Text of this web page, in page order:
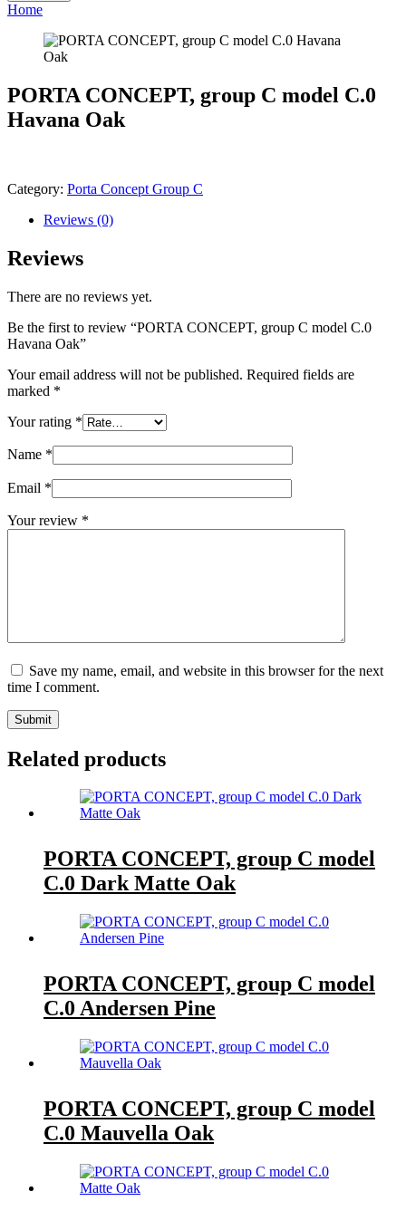
Home
PORTA CONCEPT, group C model C.0
Havana Oak
Category: Porta Concept Group C
Reviews (0)
Reviews
There are no reviews yet.
Be the first to review “PORTA CONCEPT, group C model C.0
Havana Oak”
Your email address will not be published. Required fields are
marked *
Your rating *
Name *
Email *
Your review *
Save my name, email, and website in this browser for the next
time I comment.
Submit
Related products
PORTA CONCEPT, group C model
C.0 Dark Matte Oak
PORTA CONCEPT, group C model
C.0 Andersen Pine
PORTA CONCEPT, group C model
C.0 Mauvella Oak